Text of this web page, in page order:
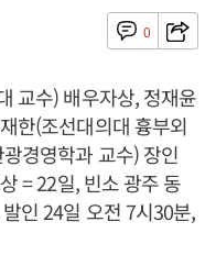
0
교수) 배우자상, 정재윤
한(조선대의대 흉부외
경영학과 교수) 장인
= 22일, 빈소 광주 동
인 24일 오전 7시30분,